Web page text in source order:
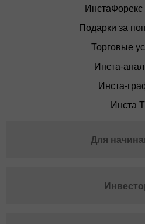
Подарки за
Торговые
Инста-
Инста-
Инста
Для